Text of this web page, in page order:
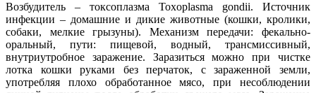
Возбудитель – токсоплазма Toxoplasma gondii. Источник
инфекции – домашние и дикие животные (кошки, кролики,
собаки, мелкие грызуны). Механизм передачи: фекально-
оральный, пути: пищевой, водный, трансмиссивный,
внутриутробное заражение. Заразиться можно при чистке
лотка кошки руками без перчаток, с зараженной земли,
употребляя плохо обработанное мясо, при несоблюдении